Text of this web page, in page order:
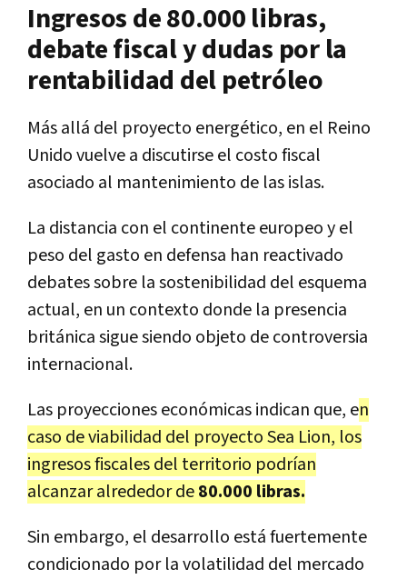
Ingresos de 80.000 libras,
debate fiscal y dudas por la
rentabilidad del petróleo
Más allá del proyecto energético, en el Reino
Unido vuelve a discutirse el costo fiscal
asociado al mantenimiento de las islas.
La distancia con el continente europeo y el
peso del gasto en defensa han reactivado
debates sobre la sostenibilidad del esquema
actual, en un contexto donde la presencia
británica sigue siendo objeto de controversia
internacional.
Las proyecciones económicas indican que, en
caso de viabilidad del proyecto Sea Lion, los
ingresos fiscales del territorio podrían
alcanzar alrededor de80.000 libras.
Sin embargo, el desarrollo está fuertemente
condicionado por la volatilidad del mercado